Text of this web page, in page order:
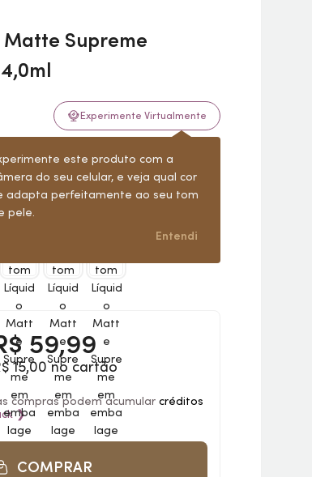
Supreme
Experimente Virtualmente
este produto com a
do seu celular, e veja qual cor
adapta perfeitamente ao seu tom
pele.
Entendi
Ver todas (6)
59,99
15,00 no cartão
compras podem acumular créditos
❯
COMPRAR